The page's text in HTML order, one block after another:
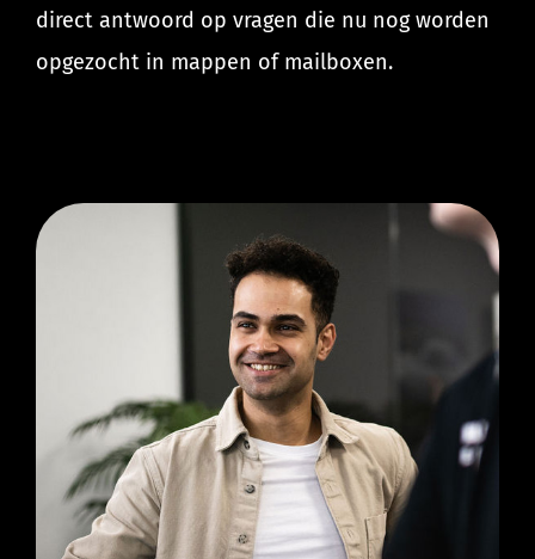
direct antwoord op vragen die nu nog worden
opgezocht in mappen of mailboxen.